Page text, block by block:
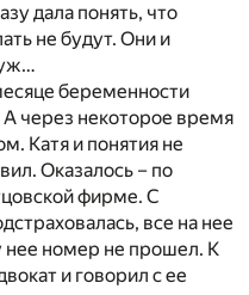
дала понять, что
не будут. Они и
беременности
А через некоторое время
Катя и понятия не
Оказалось – по
фирме. С
все на нее
номер не прошел. К
и говорил с ее